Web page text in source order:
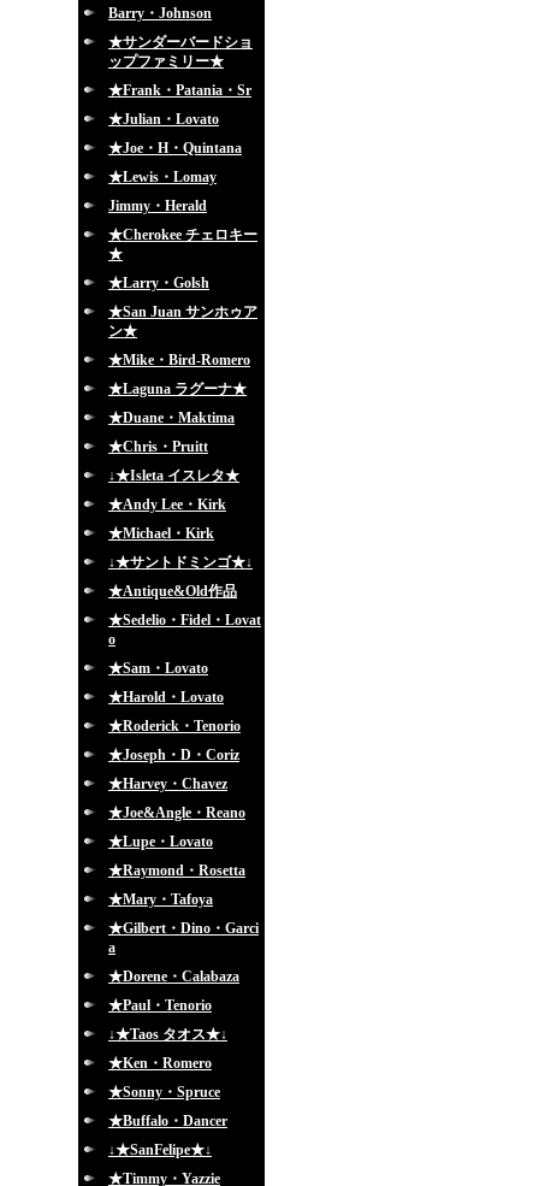
Barry・Johnson
★サンダーバードショ
ップファミリー★
★Frank・Patania・Sr
★Julian・Lovato
★Joe・H・Quintana
★Lewis・Lomay
Jimmy・Herald
★Cherokee チェロキー
★
★Larry・Golsh
★San Juan サンホゥア
ン★
★Mike・Bird-Romero
★Laguna ラグーナ★
★Duane・Maktima
★Chris・Pruitt
↓★Isleta イスレタ★
★Andy Lee・Kirk
★Michael・Kirk
↓★サントドミンゴ★↓
★Antique&Old作品
★Sedelio・Fidel・Lovat
o
★Sam・Lovato
★Harold・Lovato
★Roderick・Tenorio
★Joseph・D・Coriz
★Harvey・Chavez
★Joe&Angle・Reano
★Lupe・Lovato
★Raymond・Rosetta
★Mary・Tafoya
★Gilbert・Dino・Garci
a
★Dorene・Calabaza
★Paul・Tenorio
↓★Taos タオス★↓
★Ken・Romero
★Sonny・Spruce
★Buffalo・Dancer
↓★SanFelipe★↓
★Timmy・Yazzie